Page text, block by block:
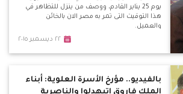
يوم 25 يناير القادم، ووصف من ينزل للتظاهر في
هذا التوقيت التى تمر به مصر الان بالخائن
والعميل.
٢٢ ديسمبر ٢٠١٥
بالفيديو.. مؤرخ الأسرة العلوية: أبناء
الملك فاروق اتبهدلوا والناصرية